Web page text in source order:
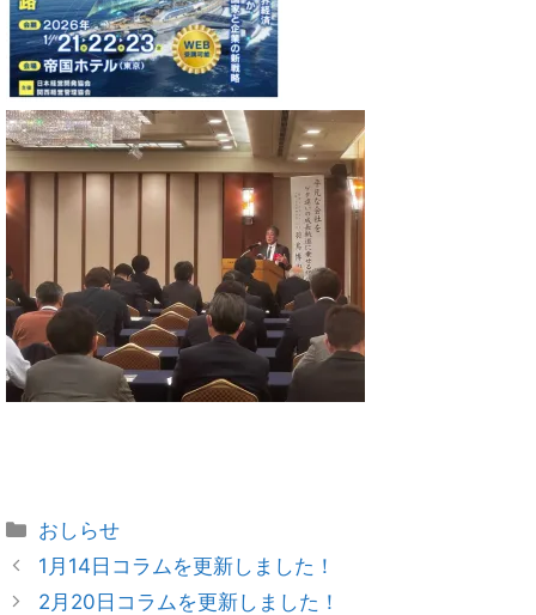
おしらせ
1月14日コラムを更新しました！
2月20日コラムを更新しました！